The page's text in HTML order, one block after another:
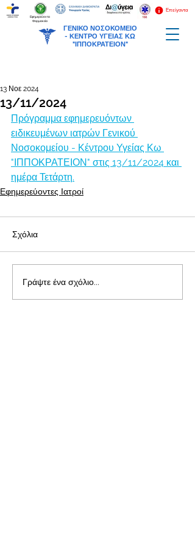
ΓΕΝΙΚΟ ΝΟΣΟΚΟΜΕΙΟ
- ΚΕΝΤΡΟ ΥΓΕΙΑΣ ΚΩ
"ΙΠΠΟΚΡΑΤΕΙΟΝ"
Επείγοντα
Εφημερεύοντα
Φαρμακεία
13/11/2024
13 Νοε 2024
Πρόγραμμα εφημερευόντων
ειδικευμένων ιατρών Γενικού
Νοσοκομείου - Κέντρου Υγείας Κω
"ΙΠΠΟΚΡΑΤΕΙΟΝ" στις 13/11/2024 και
ημέρα Τετάρτη.
Εφημερεύοντες Ιατροί
Σχόλια
Γράψτε ένα σχόλιο...